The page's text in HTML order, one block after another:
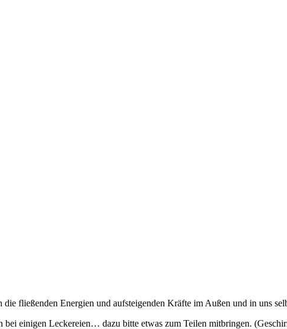
fließenden Energien und aufsteigenden Kräfte im Außen und in uns
bei einigen Leckereien… dazu bitte etwas zum Teilen mitbringen.